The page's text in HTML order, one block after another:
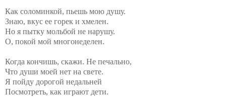
Как соломинкой, пьешь мою душу.
Знаю, вкус ее горек и хмелен.
Но я пытку мольбой не нарушу.
О, покой мой многонеделен.
Когда кончишь, скажи. Не печально,
Что души моей нет на свете.
Я пойду дорогой недальней
Посмотреть, как играют дети.